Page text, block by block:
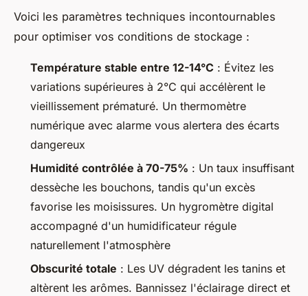
Voici les paramètres techniques incontournables
pour optimiser vos conditions de stockage :
Température stable entre 12-14°C : Évitez les
variations supérieures à 2°C qui accélèrent le
vieillissement prématuré. Un thermomètre
numérique avec alarme vous alertera des écarts
dangereux
Humidité contrôlée à 70-75% : Un taux insuffisant
dessèche les bouchons, tandis qu'un excès
favorise les moisissures. Un hygromètre digital
accompagné d'un humidificateur régule
naturellement l'atmosphère
Obscurité totale : Les UV dégradent les tanins et
altèrent les arômes. Bannissez l'éclairage direct et